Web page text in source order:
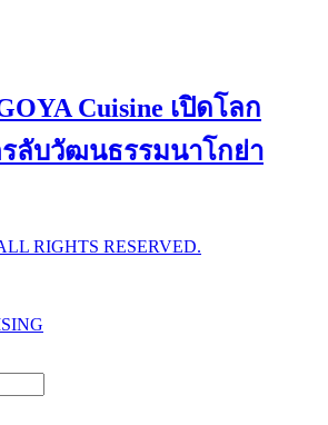
Cuisine เปิดโลก
ลับวัฒนธรรมนาโกย่า
RIGHTS RESERVED.